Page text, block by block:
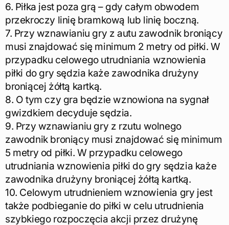
6. Piłka jest poza grą – gdy całym obwodem
przekroczy linię bramkową lub linię boczną.
7. Przy wznawianiu gry z autu zawodnik broniący
musi znajdować się minimum 2 metry od piłki. W
przypadku celowego utrudniania wznowienia
piłki do gry sędzia każe zawodnika drużyny
broniącej żółtą kartką.
8. O tym czy gra będzie wznowiona na sygnał
gwizdkiem decyduje sędzia.
9. Przy wznawianiu gry z rzutu wolnego
zawodnik broniący musi znajdować się minimum
5 metry od piłki. W przypadku celowego
utrudniania wznowienia piłki do gry sędzia każe
zawodnika drużyny broniącej żółtą kartką.
10. Celowym utrudnieniem wznowienia gry jest
także podbieganie do piłki w celu utrudnienia
szybkiego rozpoczęcia akcji przez drużynę